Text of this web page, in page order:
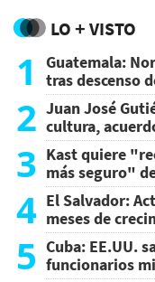
LO + VISTO
1
Guatemala:
tras descenso
2 Juan José
cultura,
3 Kast quiere
más seguro"
4 El Salvador:
meses de
5 Cuba: EE.UU.
funcionarios